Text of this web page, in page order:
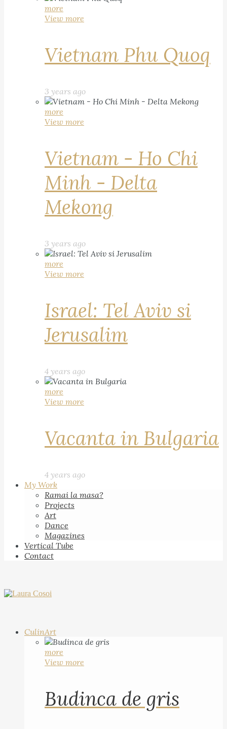
more
View more
Vietnam Phu Quoq
3 years ago
more
View more
Vietnam - Ho Chi
Minh - Delta
Mekong
3 years ago
more
View more
Israel: Tel Aviv si
Jerusalim
4 years ago
more
View more
Vacanta in Bulgaria
4 years ago
My Work
Ramai la masa?
Projects
Art
Dance
Magazines
Vertical Tube
Contact
CulinArt
more
View more
Budinca de gris